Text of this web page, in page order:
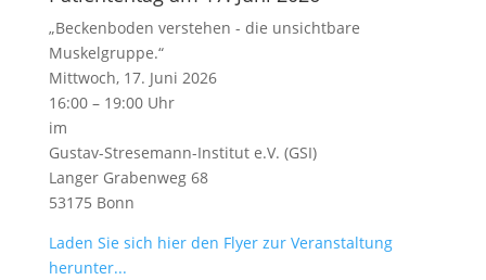
„Beckenboden verstehen - die unsichtbare
Muskelgruppe.“
Mittwoch, 17. Juni 2026
16:00 – 19:00 Uhr
im
Gustav-Stresemann-Institut e.V. (GSI)
Langer Grabenweg 68
53175 Bonn
Laden Sie sich hier den Flyer zur Veranstaltung
herunter...